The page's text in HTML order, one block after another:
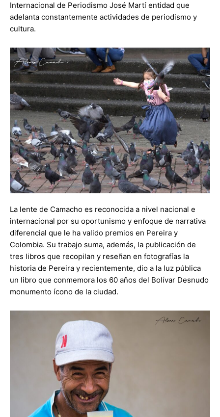
Internacional de Periodismo José Martí entidad que
adelanta constantemente actividades de periodismo y
cultura.
La lente de Camacho es reconocida a nivel nacional e
internacional por su oportunismo y enfoque de narrativa
diferencial que le ha valido premios en Pereira y
Colombia. Su trabajo suma, además, la publicación de
tres libros que recopilan y reseñan en fotografías la
historia de Pereira y recientemente, dio a la luz pública
un libro que conmemora los 60 años del Bolívar Desnudo
monumento ícono de la ciudad.